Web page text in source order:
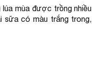
mùa được trồng nhiều
sữa có màu trắng trong,